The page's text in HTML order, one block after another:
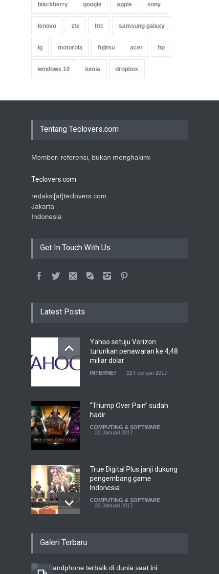
blackberry google apple sony
lenovo zte htc samsung galaxy
lg motorola fujitsu acer hp
windows 10 lumia dropbox
Tentang Teclovers.com
Memberi referensi, bukan menghakimi
Teclovers.com
redaksi[at]teclovers.com
Jakarta
Indonesia
Get In Touch With Us
Latest Posts
Yahoo setuju Verizon
turunkan penawaran ke 4,48
miliar dolar
INTERNET 22 Februari 2017
“Triump Over Pain” sudah
hadir
COMPUTING & SOFTWARE
22 Januari 2017
True Digital Plus janji dukung
pengembang game
Indonesia
COMPUTING & SOFTWARE
22 Januari 2017
22 Januari 2017
Galeri Terbaru